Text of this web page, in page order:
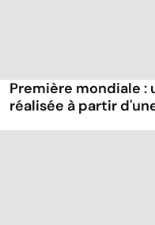
Première mondiale :
réalisée à partir